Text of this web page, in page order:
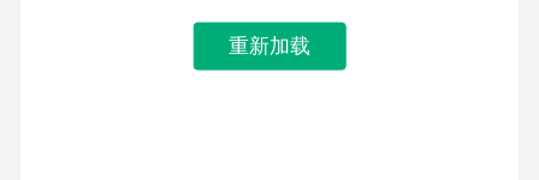
重新加载